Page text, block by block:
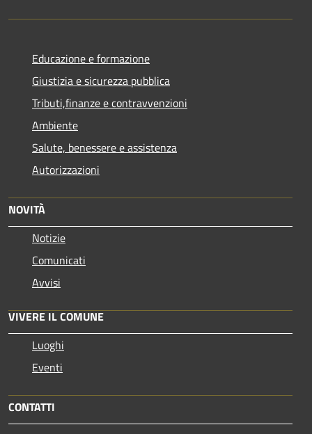
Educazione e formazione
Giustizia e sicurezza pubblica
Tributi,finanze e contravvenzioni
Ambiente
Salute, benessere e assistenza
Autorizzazioni
NOVITÀ
Notizie
Comunicati
Avvisi
VIVERE IL COMUNE
Luoghi
Eventi
CONTATTI